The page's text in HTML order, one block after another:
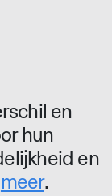
en
hun
en
meer.